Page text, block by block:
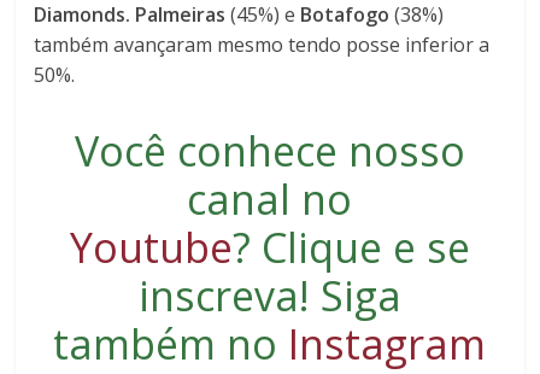
Diamonds. Palmeiras (45%) e Botafogo (38%)
também avançaram mesmo tendo posse inferior a
50%.
Você conhece nosso
canal no
Youtube? Clique e se
inscreva! Siga
também no Instagram